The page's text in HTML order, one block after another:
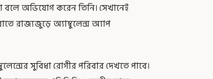
বলে অভিযোগ করেন তিনি। সেখানেই
রাজ্যজুড়ে অ্যাম্বুলেন্স অ্যাপ
সুবিধা রোগীর পরিবার দেখতে পাবে।